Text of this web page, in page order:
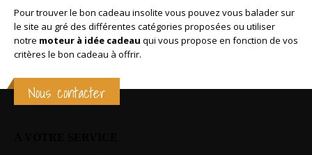
Pour trouver le bon cadeau insolite vous pouvez vous balader sur
le site au gré des différentes catégories proposées ou utiliser
notre moteur à idée cadeau qui vous propose en fonction de vos
critères le bon cadeau à offrir.
Nous contacter